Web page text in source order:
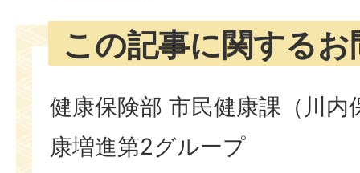
この記事に関する
健康保険部 市民健康課（川内
康増進第2グループ